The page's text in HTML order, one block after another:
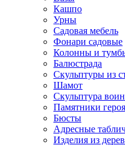
Кашпо
Урны
Садовая мебель
Фонари садовые
Колонны и
Балюстрада
Скульптуры из
Шамот
Скульптура
Памятники
Бюсты
Адресные
Изделия из